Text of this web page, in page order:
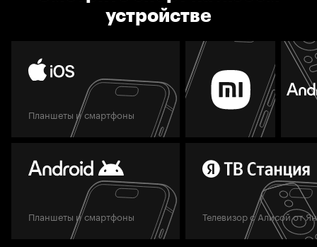
устройстве
Планшеты и смартфоны
Планшеты и смартфоны Телевизор с Алисой от